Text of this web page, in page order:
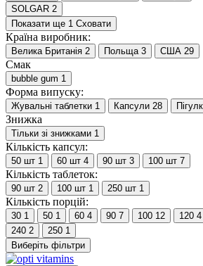
SOLGAR 2
Показати ще 1 Сховати
Країна виробник:
Велика Британія 2 Польща 3 США 29
Смак
bubble gum 1
Форма випуску:
Жувальні таблетки 1 Капсули 28
Знижка
Тільки зі знижками 1
Кількість капсул:
50 шт 1 60 шт 4 90 шт 3 100 шт 7
Кількість таблеток:
90 шт 2 100 шт 1 250 шт 1
Кількість порцій:
30 1 50 1 60 4 90 7 100 12 120 4
240 2 250 1
Виберіть фільтри